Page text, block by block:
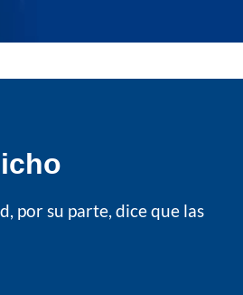
por su parte, dice que las